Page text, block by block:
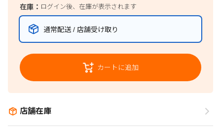
在庫： ログイン後、在庫が表示されます
通常配送 / 店舗受け取り
カートに追加
店舗在庫